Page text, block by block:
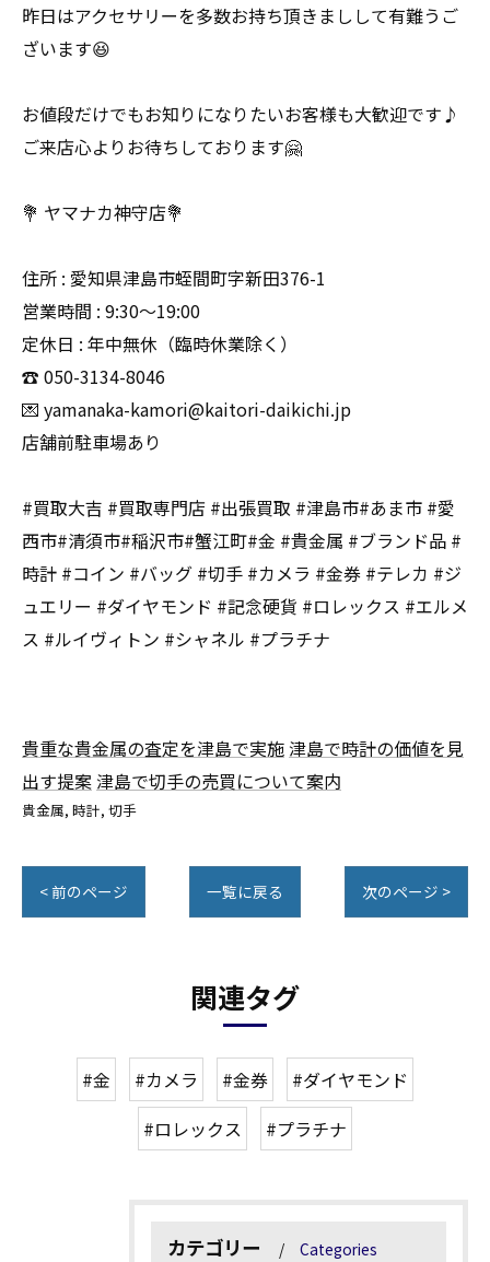
昨日はアクセサリーを多数お持ち頂きましして有難うご
ざいます😆
お値段だけでもお知りになりたいお客様も大歓迎です♪
ご来店心よりお待ちしております🤗
💐 ヤマナカ神守店💐
住所 : 愛知県津島市蛭間町字新田376-1
営業時間 : 9:30〜19:00
定休日 : 年中無休（臨時休業除く）
☎️ 050-3134-8046
💌 yamanaka-kamori@kaitori-daikichi.jp
店舗前駐車場あり
#買取大吉 #買取専門店 #出張買取 #津島市#あま市 #愛
西市#清須市#稲沢市#蟹江町#金 #貴金属 #ブランド品 #
時計 #コイン #バッグ #切手 #カメラ #金券 #テレカ #ジ
ュエリー #ダイヤモンド #記念硬貨 #ロレックス #エルメ
ス #ルイヴィトン #シャネル #プラチナ
貴重な貴金属の査定を津島で実施 津島で時計の価値を見
出す提案 津島で切手の売買について案内
貴金属 時計 切手
< 前のページ 一覧に戻る 次のページ >
関連タグ
#金 #カメラ #金券
#ダイヤモンド
#ロレックス
#プラチナ
カテゴリー Categories